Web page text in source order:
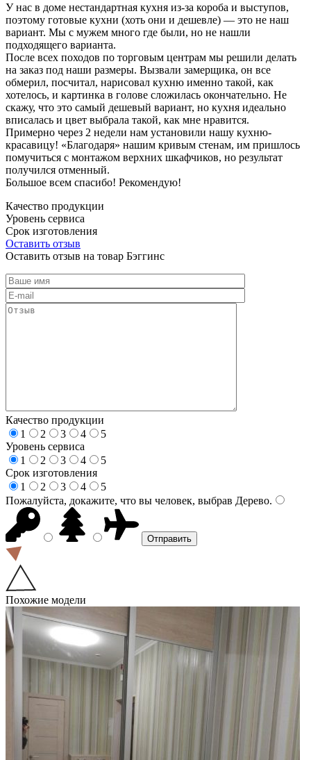
У нас в доме нестандартная кухня из-за короба и выступов,
поэтому готовые кухни (хоть они и дешевле) — это не наш
вариант. Мы с мужем много где были, но не нашли
подходящего варианта.
После всех походов по торговым центрам мы решили делать
на заказ под наши размеры. Вызвали замерщика, он все
обмерил, посчитал, нарисовал кухню именно такой, как
хотелось, и картинка в голове сложилась окончательно. Не
скажу, что это самый дешевый вариант, но кухня идеально
вписалась и цвет выбрала такой, как мне нравится.
Примерно через 2 недели нам установили нашу кухню-
красавицу! «Благодаря» нашим кривым стенам, им пришлось
помучиться с монтажом верхних шкафчиков, но результат
получился отменный.
Большое всем спасибо! Рекомендую!
Качество продукции
Уровень сервиса
Срок изготовления
Оставить отзыв
Оставить отзыв на товар Бэггинс
Качество продукции
1
2 3 4
5
Уровень сервиса
1
2 3 4
5
Срок изготовления
1
2 3 4
5
Пожалуйста, докажите, что вы человек, выбрав Дерево.
Похожие модели